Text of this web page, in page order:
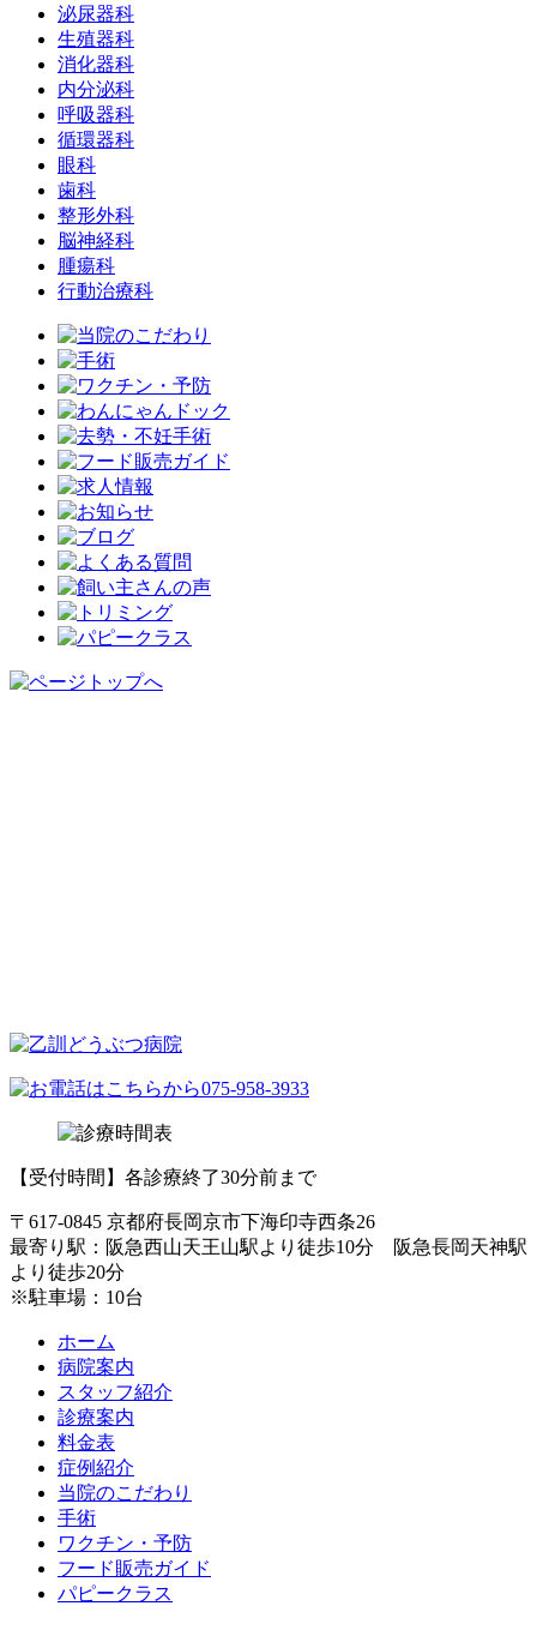
泌尿器科
生殖器科
消化器科
内分泌科
呼吸器科
循環器科
眼科
歯科
整形外科
脳神経科
腫瘍科
行動治療科
【受付時間】各診療終了30分前まで
〒617-0845 京都府長岡京市下海印寺西条26
最寄り駅：阪急西山天王山駅より徒歩10分 阪急長岡天神駅
より徒歩20分
※駐車場：10台
ホーム
病院案内
スタッフ紹介
診療案内
料金表
症例紹介
当院のこだわり
手術
ワクチン・予防
フード販売ガイド
パピークラス